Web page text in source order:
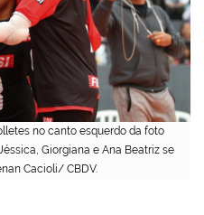
no canto esquerdo da foto
Giorgiana e Ana Beatriz se
Cacioli/ CBDV.